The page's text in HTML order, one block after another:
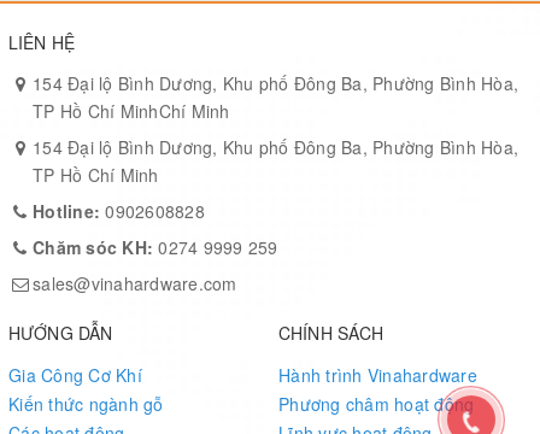
LIÊN HỆ
154 Đại lộ Bình Dương, Khu phố Đông Ba, Phường Bình Hòa,
TP Hồ Chí MinhChí Minh
154 Đại lộ Bình Dương, Khu phố Đông Ba, Phường Bình Hòa,
TP Hồ Chí Minh
Hotline:0902608828
Chăm sóc KH:0274 9999 259
sales@vinahardware.com
HƯỚNG DẪN
Gia Công Cơ Khí
Kiến thức ngành gỗ
CHÍNH SÁCH
Hành trình Vinahardware
Phương châm hoạt động